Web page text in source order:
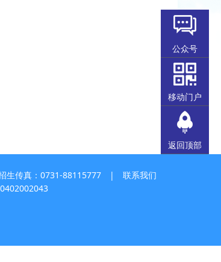
生传真：0731-88115777 | 联系我们
公众号
移动门户
返回顶部